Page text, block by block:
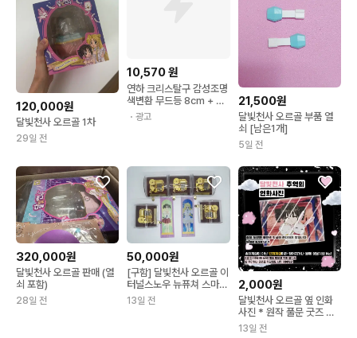
120,000원
달빛천사 오르골 1차
29일 전
10,570원
연하 크리스탈구 감성조명
색변환 무드등 8cm + 선
물박스, 천사
・광고
21,500원
달빛천사 오르골 부품 열
쇠 [남은1개]
5일 전
320,000원
달빛천사 오르골 판매 (열
쇠 포함)
28일 전
50,000원
[구함] 달빛천사 오르골 이
터널스노우 뉴퓨쳐 스마일
마이셀프 러브크로니클
13일 전
2,000원
달빛천사 오르골 옆 인화
사진 * 원작 풀문 굿즈 만
화책 루나 타토 멜로디
13일 전